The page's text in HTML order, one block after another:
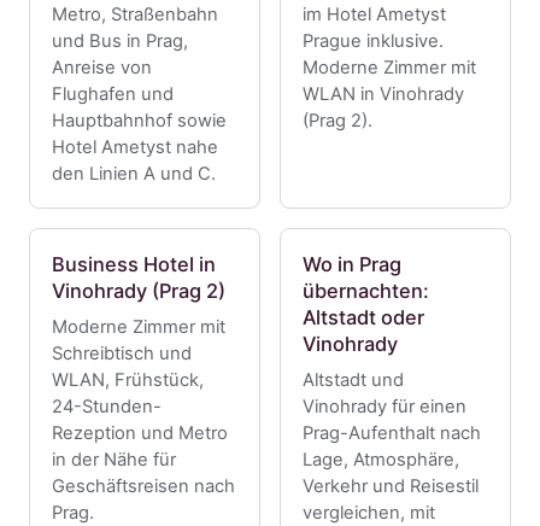
Metro, Straßenbahn
und Bus in Prag,
Anreise von
Flughafen und
Hauptbahnhof sowie
Hotel Ametyst nahe
den Linien A und C.
im Hotel Ametyst
Prague inklusive.
Moderne Zimmer mit
WLAN in Vinohrady
(Prag 2).
Business Hotel in
Vinohrady (Prag 2)
Moderne Zimmer mit
Schreibtisch und
WLAN, Frühstück,
24-Stunden-
Rezeption und Metro
in der Nähe für
Geschäftsreisen nach
Prag.
Wo in Prag
übernachten:
Altstadt oder
Vinohrady
Altstadt und
Vinohrady für einen
Prag-Aufenthalt nach
Lage, Atmosphäre,
Verkehr und Reisestil
vergleichen, mit